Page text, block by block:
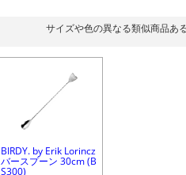
サイズや色の異なる類似商品あ
BIRDY. by Erik Lorincz
バースプーン 30cm (B
S300)